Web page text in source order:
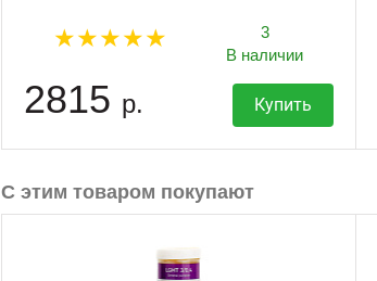
3
В наличии
2815 р. Купить
С этим товаром покупают